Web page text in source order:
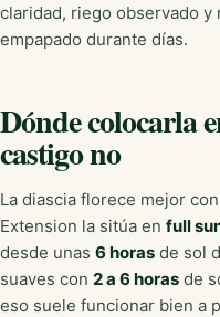
claridad, riego observado y
empapado durante días.
Dónde colocarla
castigo no
La diascia florece mejor
Extension la sitúa en full
desde unas 6 horas de sol
suaves con 2 a 6 horas de
eso suele funcionar bien a